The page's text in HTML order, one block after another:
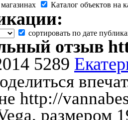
Каталог объектов на
сортировать по дате
отзыв
5289
http://
размером